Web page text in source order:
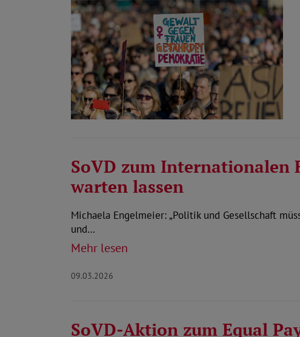
SoVD zum Internationalen
warten lassen
Michaela Engelmeier: „Politik und Gesellschaft
und…
Mehr lesen
09.03.2026
SoVD-Aktion zum Equal